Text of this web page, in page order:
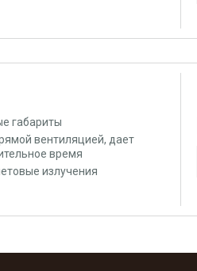
габариты
вентиляцией, дает
время
излучения